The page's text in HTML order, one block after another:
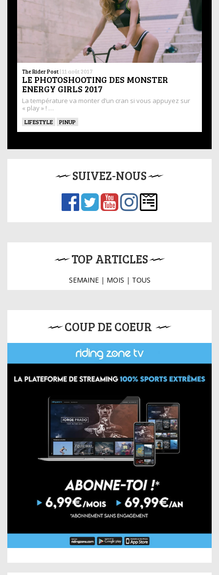
The Rider Post | 11 août 2017
LE PHOTOSHOOTING DES MONSTER
ENERGY GIRLS 2017
La température va monter d’un cran si vous appuyez sur
« play » ! …
LIFESTYLE PINUP
SUIVEZ-NOUS
TOP ARTICLES
SEMAINE| MOIS | TOUS
COUP DE COEUR